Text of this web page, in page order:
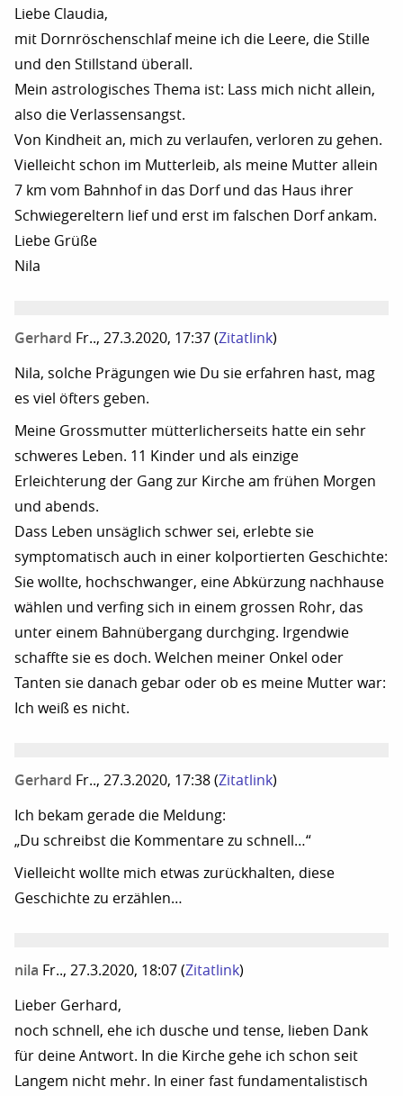
Liebe Claudia,
mit Dornröschenschlaf meine ich die Leere, die Stille
und den Stillstand überall.
Mein astrologisches Thema ist: Lass mich nicht allein,
also die Verlassensangst.
Von Kindheit an, mich zu verlaufen, verloren zu gehen.
Vielleicht schon im Mutterleib, als meine Mutter allein
7 km vom Bahnhof in das Dorf und das Haus ihrer
Schwiegereltern lief und erst im falschen Dorf ankam.
Liebe Grüße
Nila
Gerhard Fr.., 27.3.2020, 17:37 (Zitatlink)
Nila, solche Prägungen wie Du sie erfahren hast, mag
es viel öfters geben.
Meine Grossmutter mütterlicherseits hatte ein sehr
schweres Leben. 11 Kinder und als einzige
Erleichterung der Gang zur Kirche am frühen Morgen
und abends.
Dass Leben unsäglich schwer sei, erlebte sie
symptomatisch auch in einer kolportierten Geschichte:
Sie wollte, hochschwanger, eine Abkürzung nachhause
wählen und verfing sich in einem grossen Rohr, das
unter einem Bahnübergang durchging. Irgendwie
schaffte sie es doch. Welchen meiner Onkel oder
Tanten sie danach gebar oder ob es meine Mutter war:
Ich weiß es nicht.
Gerhard Fr.., 27.3.2020, 17:38 (Zitatlink)
Ich bekam gerade die Meldung:
„Du schreibst die Kommentare zu schnell…“
Vielleicht wollte mich etwas zurückhalten, diese
Geschichte zu erzählen…
nila Fr.., 27.3.2020, 18:07 (Zitatlink)
Lieber Gerhard,
noch schnell, ehe ich dusche und tense, lieben Dank
für deine Antwort. In die Kirche gehe ich schon seit
Langem nicht mehr. In einer fast fundamentalistisch